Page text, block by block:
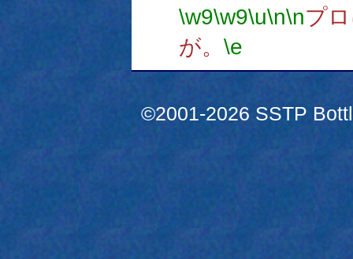
\w9\w9\u\n\nプ
が。 \e
©2001-2026 SSTP